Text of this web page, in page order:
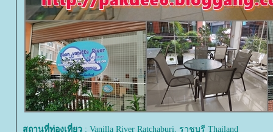
สถานที่ท่องเที่ยว : Vanilla River Ratchaburi, ราชบุรี Thailand